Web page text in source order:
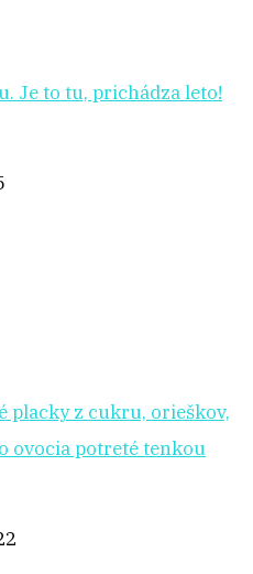
Je to tu, prichádza leto!
placky z cukru, orieškov,
ovocia potreté tenkou